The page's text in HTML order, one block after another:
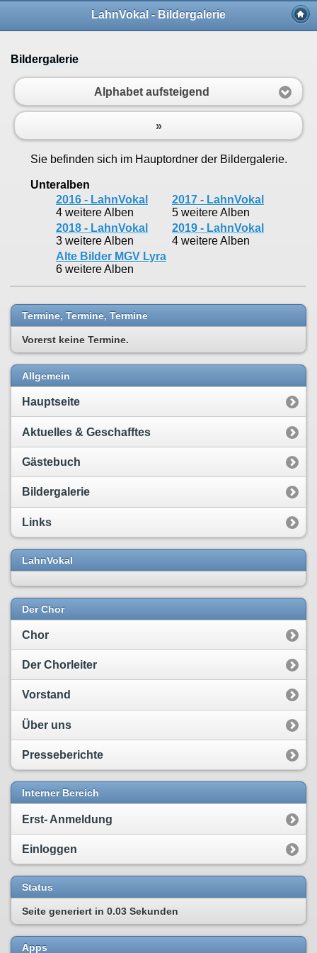
LahnVokal - Bildergalerie
Bildergalerie
Alphabet aufsteigend
»
Sie befinden sich im Hauptordner der Bildergalerie.
Unteralben
2016 - LahnVokal
4 weitere Alben
2017 - LahnVokal
5 weitere Alben
2018 - LahnVokal
3 weitere Alben
2019 - LahnVokal
4 weitere Alben
Alte Bilder MGV Lyra
6 weitere Alben
Termine, Termine, Termine
Vorerst keine Termine.
Allgemein
Hauptseite
Aktuelles & Geschafftes
Gästebuch
Bildergalerie
Links
LahnVokal
Der Chor
Chor
Der Chorleiter
Vorstand
Über uns
Presseberichte
Interner Bereich
Erst- Anmeldung
Einloggen
Status
Seite generiert in 0.03 Sekunden
Apps